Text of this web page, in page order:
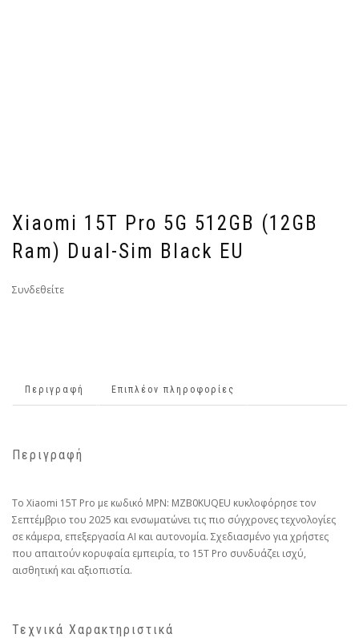
Xiaomi 15T Pro 5G 512GB (12GB
Ram) Dual-Sim Black EU
Συνδεθείτε
Περιγραφή Επιπλέον πληροφορίες
Περιγραφή
Το Xiaomi 15T Pro με κωδικό MPN: MZB0KUQEU κυκλοφόρησε τον
Σεπτέμβριο του 2025 και ενσωματώνει τις πιο σύγχρονες τεχνολογίες
σε κάμερα, επεξεργασία AI και αυτονομία. Σχεδιασμένο για χρήστες
που απαιτούν κορυφαία εμπειρία, το 15T Pro συνδυάζει ισχύ,
αισθητική και αξιοπιστία.
Τεχνικά Χαρακτηριστικά